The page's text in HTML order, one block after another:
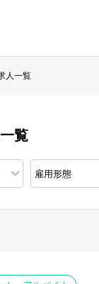
人一覧
覧